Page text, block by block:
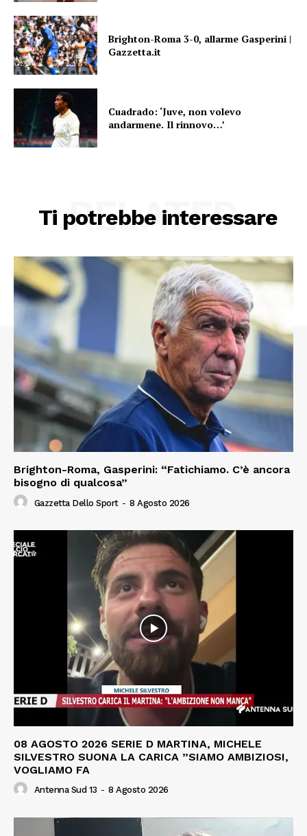
Brighton-Roma 3-0, allarme Gasperini |
Gazzetta.it
Cuadrado: ‘Juve, non volevo
andarmene. Il rinnovo…’
Ti potrebbe interessare
RELATED
Brighton-Roma, Gasperini: “Fatichiamo. C’è ancora
bisogno di qualcosa”
Gazzetta Dello Sport - 8 Agosto 2026
08 AGOSTO 2026 SERIE D MARTINA, MICHELE
SILVESTRO SUONA LA CARICA ”SIAMO AMBIZIOSI,
VOGLIAMO FA
Antenna Sud 13 - 8 Agosto 2026